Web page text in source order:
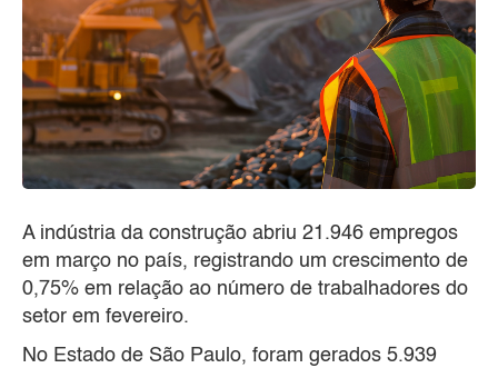
A indústria da construção abriu 21.946 empregos
em março no país, registrando um crescimento de
0,75% em relação ao número de trabalhadores do
setor em fevereiro.
No Estado de São Paulo, foram gerados 5.939